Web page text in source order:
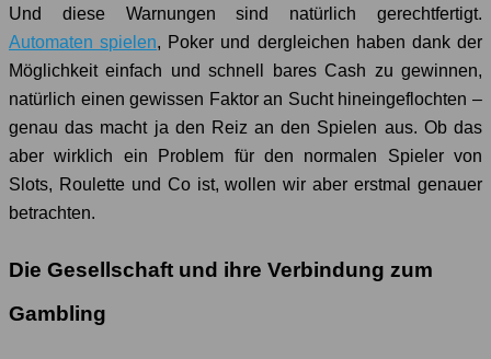
Und diese Warnungen sind natürlich gerechtfertigt.
Automaten spielen, Poker und dergleichen haben dank der
Möglichkeit einfach und schnell bares Cash zu gewinnen,
natürlich einen gewissen Faktor an Sucht hineingeflochten –
genau das macht ja den Reiz an den Spielen aus. Ob das
aber wirklich ein Problem für den normalen Spieler von
Slots, Roulette und Co ist, wollen wir aber erstmal genauer
betrachten.
Die Gesellschaft und ihre Verbindung zum
Gambling